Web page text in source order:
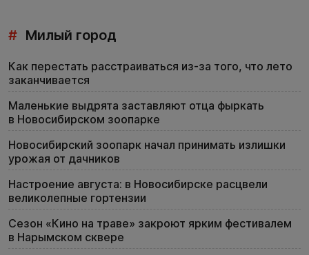
# Милый город
Как перестать расстраиваться из-за того, что лето
заканчивается
Маленькие выдрята заставляют отца фыркать
в Новосибирском зоопарке
Новосибирский зоопарк начал принимать излишки
урожая от дачников
Настроение августа: в Новосибирске расцвели
великолепные гортензии
Сезон «Кино на траве» закроют ярким фестивалем
в Нарымском сквере